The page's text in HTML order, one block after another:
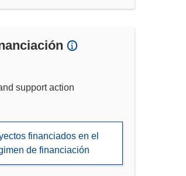
support action
financiados en el
de financiación